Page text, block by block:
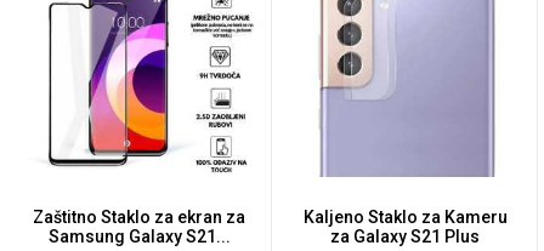
Zaštitno Staklo za ekran za
Samsung Galaxy S21...
Kaljeno Staklo za Kameru
za Galaxy S21 Plus
MarbleMania
Gaming motivi Crtani filmovi